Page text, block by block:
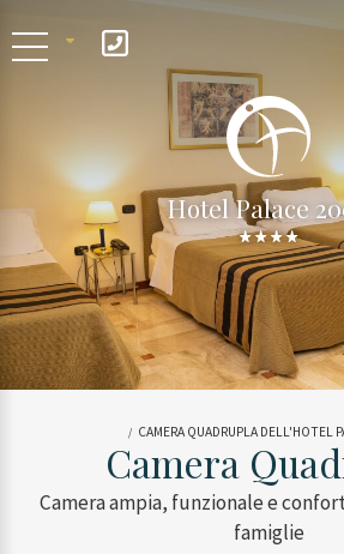
Hotel Palace
CAMERA QUADRUPLA DELL'HOTEL
Camera
Camera ampia, funzionale e
famiglie